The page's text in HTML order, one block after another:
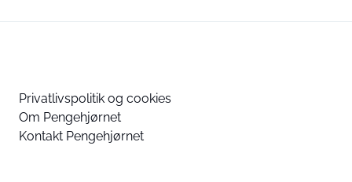
Privatlivspolitik og cookies
Om Pengehjørnet
Kontakt Pengehjørnet